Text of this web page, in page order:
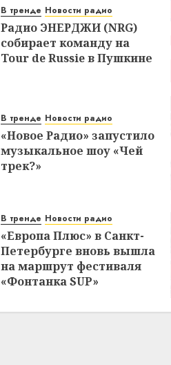
В тренде Новости радио
Радио ЭНЕРДЖИ (NRG)
собирает команду на
Tour de Russie в Пушкине
В тренде Новости радио
«Новое Радио» запустило
музыкальное шоу «Чей
трек?»
В тренде Новости радио
«Европа Плюс» в Санкт-
Петербурге вновь вышла
на маршрут фестиваля
«Фонтанка SUP»